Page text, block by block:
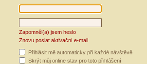
Zapomněl(a) jsem heslo
Znovu poslat aktivační e-mail
Přihlásit mě automaticky při každé návštěvě
Skrýt můj online stav pro toto přihlášení